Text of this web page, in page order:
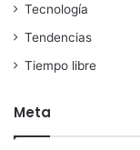
Tecnología
Tendencias
Tiempo libre
Meta